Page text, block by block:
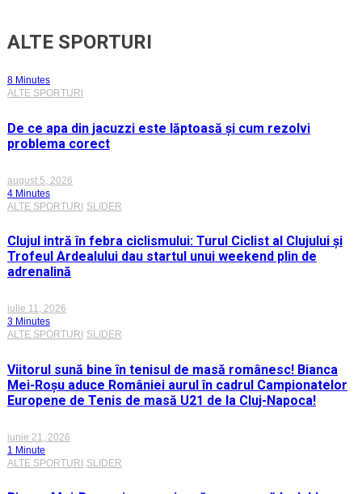
ALTE SPORTURI
8 Minutes
ALTE SPORTURI
De ce apa din jacuzzi este lăptoasă și cum rezolvi
problema corect
august 5, 2026
4 Minutes
ALTE SPORTURI SLIDER
Clujul intră în febra ciclismului: Turul Ciclist al Clujului și
Trofeul Ardealului dau startul unui weekend plin de
adrenalină
iulie 11, 2026
3 Minutes
ALTE SPORTURI
SLIDER
Viitorul sună bine în tenisul de masă românesc! Bianca
Mei-Roșu aduce României aurul în cadrul Campionatelor
Europene de Tenis de masă U21 de la Cluj-Napoca!
iunie 21, 2026
1 Minute
ALTE SPORTURI SLIDER